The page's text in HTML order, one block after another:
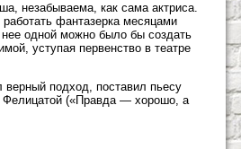
незабываема, как сама актриса.
фантазерка месяцами
одной можно было бы создать
уступая первенство в театре
подход, поставил пьесу
Фелицатой («Правда — хорошо, а